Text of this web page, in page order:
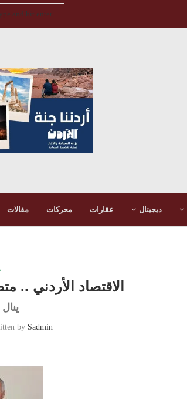
ديجيتال عقارات محركات مقالات
الاقتصاد الأردني ..
by Sadmin